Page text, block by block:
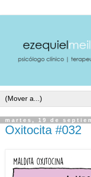
martes, 19 de
Oxitocita #032